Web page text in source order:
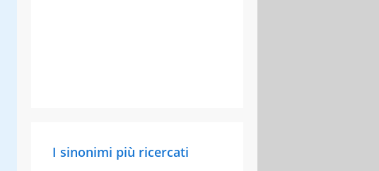
I sinonimi più ricercati